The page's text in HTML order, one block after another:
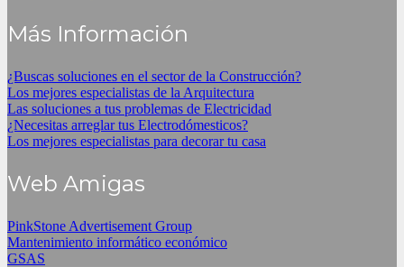
Más Información
¿Buscas soluciones en el sector de la Construcción?
Los mejores especialistas de la Arquitectura
Las soluciones a tus problemas de Electricidad
¿Necesitas arreglar tus Electrodómesticos?
Los mejores especialistas para decorar tu casa
Web Amigas
PinkStone Advertisement Group
Mantenimiento informático económico
GSAS